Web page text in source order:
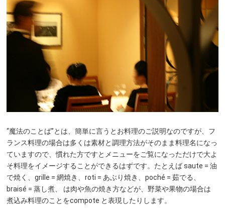
“魔法のことば”とは、簡単に言うとお料理のご説明なのですが、フ
ランス料理の場合は多くは素材と調理方法がそのまま料理名になっ
ていますので、慣れた方ですとメニューをご覧になっただけで大よ
そ料理をイメージすることができるはずです。たとえば saute = 油
で焼く、grille = 網焼き、roti = あぶり焼き、poché = 茹でる、
braisé = 蒸し煮、 は肉や魚の焼き方などが、野菜や果物の場合は
煮込み料理のことをcompote と表現したりします。